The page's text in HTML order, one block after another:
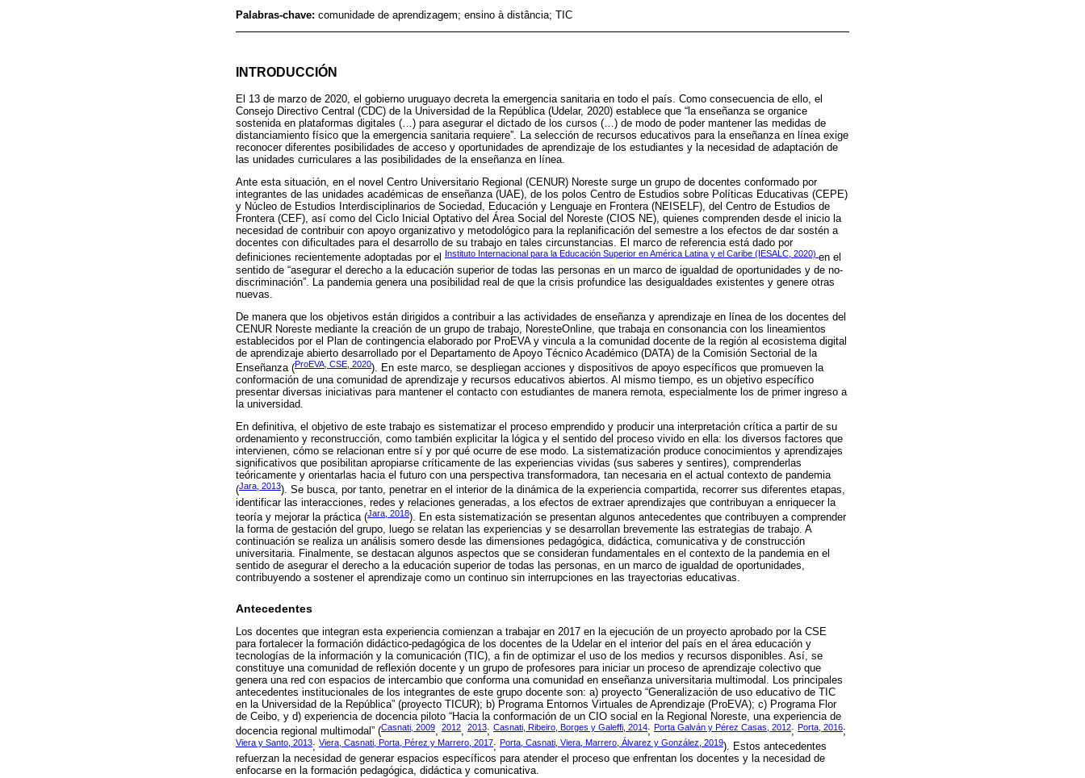
Palabras-chave: comunidade de aprendizagem; ensino à distância; TIC
INTRODUCCIÓN
El 13 de marzo de 2020, el gobierno uruguayo decreta la emergencia sanitaria en todo el país. Como consecuencia de ello, el
Consejo Directivo Central (CDC) de la Universidad de la República (Udelar, 2020) establece que “la enseñanza se organice
sostenida en plataformas digitales (…) para asegurar el dictado de los cursos (…) de modo de poder mantener las medidas de
distanciamiento físico que la emergencia sanitaria requiere”. La selección de recursos educativos para la enseñanza en línea exige
reconocer diferentes posibilidades de acceso y oportunidades de aprendizaje de los estudiantes y la necesidad de adaptación de
las unidades curriculares a las posibilidades de la enseñanza en línea.
Ante esta situación, en el novel Centro Universitario Regional (CENUR) Noreste surge un grupo de docentes conformado por
integrantes de las unidades académicas de enseñanza (UAE), de los polos Centro de Estudios sobre Políticas Educativas (CEPE)
y Núcleo de Estudios Interdisciplinarios de Sociedad, Educación y Lenguaje en Frontera (NEISELF), del Centro de Estudios de
Frontera (CEF), así como del Ciclo Inicial Optativo del Área Social del Noreste (CIOS NE), quienes comprenden desde el inicio la
necesidad de contribuir con apoyo organizativo y metodológico para la replanificación del semestre a los efectos de dar sostén a
docentes con dificultades para el desarrollo de su trabajo en tales circunstancias. El marco de referencia está dado por
definiciones recientemente adoptadas por el
Instituto Internacional para la Educación Superior en América Latina y el Caribe (IESALC, 2020) en el
sentido de “asegurar el derecho a la educación superior de todas las personas en un marco de igualdad de oportunidades y de no-
discriminación”. La pandemia genera una posibilidad real de que la crisis profundice las desigualdades existentes y genere otras
nuevas.
De manera que los objetivos están dirigidos a contribuir a las actividades de enseñanza y aprendizaje en línea de los docentes del
CENUR Noreste mediante la creación de un grupo de trabajo, NoresteOnline, que trabaja en consonancia con los lineamientos
establecidos por el Plan de contingencia elaborado por ProEVA y vincula a la comunidad docente de la región al ecosistema digital
de aprendizaje abierto desarrollado por el Departamento de Apoyo Técnico Académico (DATA) de la Comisión Sectorial de la
Enseñanza (ProEVA, CSE, 2020). En este marco, se despliegan acciones y dispositivos de apoyo específicos que promueven la
conformación de una comunidad de aprendizaje y recursos educativos abiertos. Al mismo tiempo, es un objetivo específico
presentar diversas iniciativas para mantener el contacto con estudiantes de manera remota, especialmente los de primer ingreso a
la universidad.
En definitiva, el objetivo de este trabajo es sistematizar el proceso emprendido y producir una interpretación crítica a partir de su
ordenamiento y reconstrucción, como también explicitar la lógica y el sentido del proceso vivido en ella: los diversos factores que
intervienen, cómo se relacionan entre sí y por qué ocurre de ese modo. La sistematización produce conocimientos y aprendizajes
significativos que posibilitan apropiarse críticamente de las experiencias vividas (sus saberes y sentires), comprenderlas
teóricamente y orientarlas hacia el futuro con una perspectiva transformadora, tan necesaria en el actual contexto de pandemia
(Jara, 2013). Se busca, por tanto, penetrar en el interior de la dinámica de la experiencia compartida, recorrer sus diferentes etapas,
identificar las interacciones, redes y relaciones generadas, a los efectos de extraer aprendizajes que contribuyan a enriquecer la
teoría y mejorar la práctica (Jara, 2018). En esta sistematización se presentan algunos antecedentes que contribuyen a comprender
la forma de gestación del grupo, luego se relatan las experiencias y se desarrollan brevemente las estrategias de trabajo. A
continuación se realiza un análisis somero desde las dimensiones pedagógica, didáctica, comunicativa y de construcción
universitaria. Finalmente, se destacan algunos aspectos que se consideran fundamentales en el contexto de la pandemia en el
sentido de asegurar el derecho a la educación superior de todas las personas, en un marco de igualdad de oportunidades,
contribuyendo a sostener el aprendizaje como un continuo sin interrupciones en las trayectorias educativas.
Antecedentes
Los docentes que integran esta experiencia comienzan a trabajar en 2017 en la ejecución de un proyecto aprobado por la CSE
para fortalecer la formación didáctico-pedagógica de los docentes de la Udelar en el interior del país en el área educación y
tecnologías de la información y la comunicación (TIC), a fin de optimizar el uso de los medios y recursos disponibles. Así, se
constituye una comunidad de reflexión docente y un grupo de profesores para iniciar un proceso de aprendizaje colectivo que
genera una red con espacios de intercambio que conforma una comunidad en enseñanza universitaria multimodal. Los principales
antecedentes institucionales de los integrantes de este grupo docente son: a) proyecto “Generalización de uso educativo de TIC
en la Universidad de la República” (proyecto TICUR); b) Programa Entornos Virtuales de Aprendizaje (ProEVA); c) Programa Flor
de Ceibo, y d) experiencia de docencia piloto “Hacia la conformación de un CIO social en la Regional Noreste, una experiencia de
docencia regional multimodal” (Casnati, 2009, 2012, 2013; Casnati, Ribeiro, Borges y Galeffi, 2014; Porta Galván y Pérez Casas, 2012; Porta, 2016;
Viera y Santo, 2013; Viera, Casnati, Porta, Pérez y Marrero, 2017; Porta, Casnati, Viera, Marrero, Álvarez y González, 2019). Estos antecedentes
refuerzan la necesidad de generar espacios específicos para atender el proceso que enfrentan los docentes y la necesidad de
enfocarse en la formación pedagógica, didáctica y comunicativa.